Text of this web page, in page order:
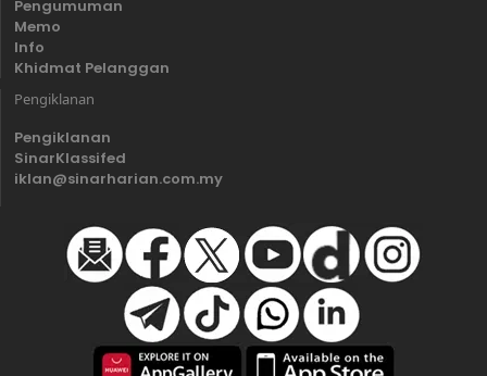
Pengumuman
Memo
Info
Khidmat Pelanggan
Pengiklanan
Pengiklanan
SinarKlassifed
iklan@sinarharian.com.my